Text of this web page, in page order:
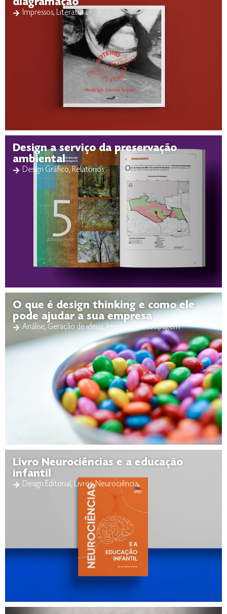
diagramação
Impressos, Literatura
Design a serviço da preservação
ambiental
Design Gráfico, Relatórios
O que é design thinking e como ele
pode ajudar a sua empresa
Análise, Geração de ideias,Imersão Prototipagem
Livro Neurociências e a educação
infantil
Design Editorial, Livros,Neurociência